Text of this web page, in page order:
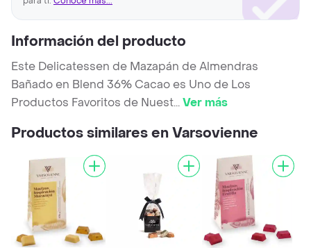
Información del producto
Este Delicatessen de Mazapán de Almendras
Bañado en Blend 36% Cacao es Uno de Los
Productos Favoritos de Nuest...Ver más
Productos similares en Varsovienne